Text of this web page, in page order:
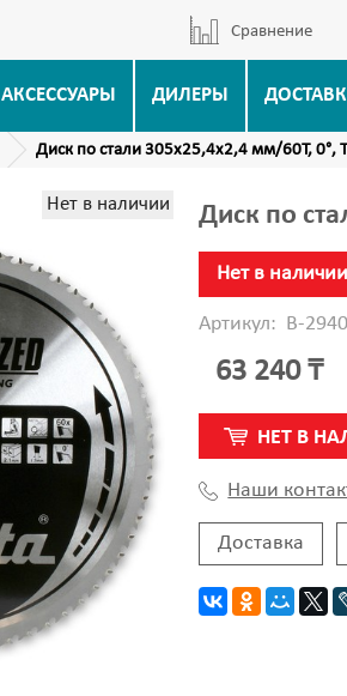
Сравнение
АКСЕССУАРЫ ДИЛЕРЫ
Диск по стали 305х25,4х2,4 мм/60T, 0°,
Нет в наличии Диск по
Нет в наличии
Артикул: B-
63 240 ₸
НЕТ В
Наши
Доставка